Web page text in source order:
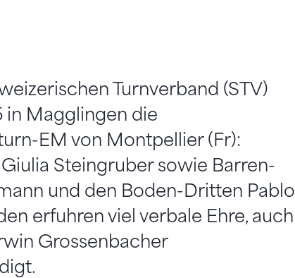
Turnverband (STV)
in Magglingen die
EM von Montpellier (Fr):
Steingruber sowie Barren-
und den Boden-Dritten Pablo
erfuhren viel verbale Ehre, auch
Grossenbacher